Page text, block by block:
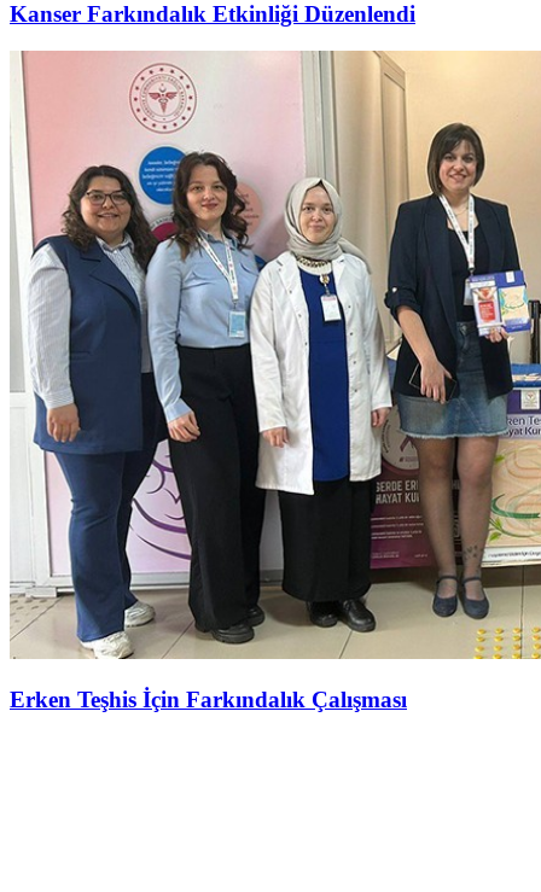
Kanser Farkındalık Etkinliği Düzenlendi
Erken Teşhis İçin Farkındalık Çalışması